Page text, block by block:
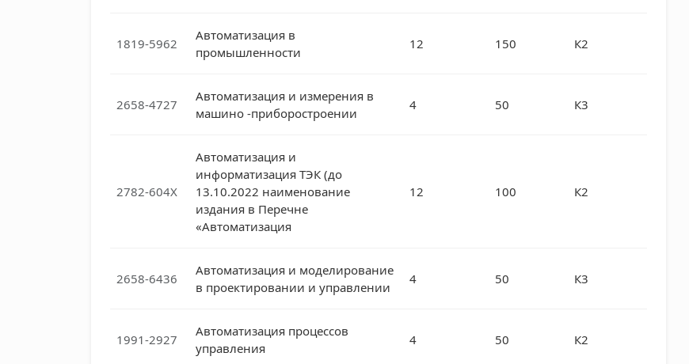
1819-5962
Автоматизация в
промышленности
12 150 К2
2658-4727
Автоматизация и измерения в
машино -приборостроении
4 50 К3
2782-604X
Автоматизация и
информатизация ТЭК (до
13.10.2022 наименование
издания в Перечне
«Автоматизация
12 100 К2
2658-6436
Автоматизация и моделирование
в проектировании и управлении
4 50 К3
1991-2927
Автоматизация процессов
управления
4 50 К2